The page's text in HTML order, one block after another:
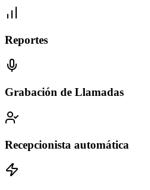
Reportes
Grabación de Llamadas
Recepcionista automática